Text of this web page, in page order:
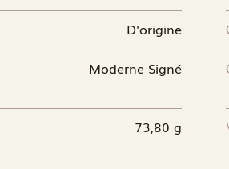
D'origine
Moderne Signé
73,80 g